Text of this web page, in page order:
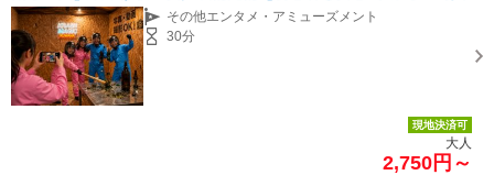
影OK◎【カップル・友達にオススメ】
その他エンタメ・アミューズメント
30分
現地決済可
大人
2,750円～